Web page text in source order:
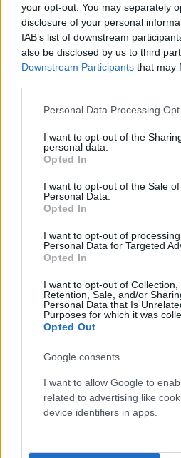
your opt-out. You may separately
disclosure of your personal
IAB’s list of downstream
also be disclosed by us to third
Downstream Participants that may
Please note that this website/app
not limited to your visit or usage
grant or deny consent to Google
use your data for below specified
consent section.
Personal Data Processing
I want to opt-out of the
personal data.
Opted In
I want to opt-out of the Sale
Personal Data.
Opted In
I want to opt-out of
Personal Data for Targeted
Opted In
I want to opt-out of Collection,
Retention, Sale, and/or
Personal Data that Is
Purposes for which it was
Opted Out
Google consents
I want to allow Google to
related to advertising like
device identifiers in apps.
Αξίζει να σημειωθεί ο
πέτυχε δύο γκολ σε επτά
Ολυμπιακό, δεν
Κάρλος Κορμπεράν για τα
Europa League.